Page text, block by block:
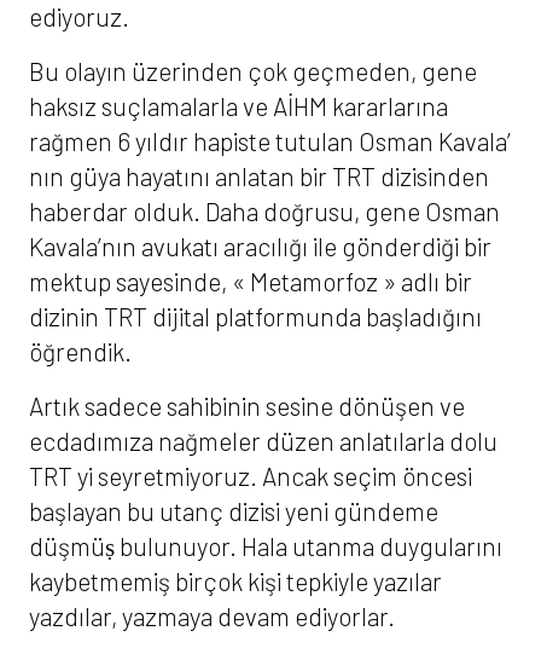
ediyoruz.
Bu olayın üzerinden çok geçmeden, gene
haksız suçlamalarla ve AİHM kararlarına
rağmen 6 yıldır hapiste tutulan Osman Kavala’
nın güya hayatını anlatan bir TRT dizisinden
haberdar olduk. Daha doğrusu, gene Osman
Kavala’nın avukatı aracılığı ile gönderdiği bir
mektup sayesinde, « Metamorfoz » adlı bir
dizinin TRT dijital platformunda başladığını
öğrendik.
Artık sadece sahibinin sesine dönüşen ve
ecdadımıza nağmeler düzen anlatılarla dolu
TRT yi seyretmiyoruz. Ancak seçim öncesi
başlayan bu utanç dizisi yeni gündeme
düşmüṣ bulunuyor. Hala utanma duygularını
kaybetmemiş birçok kişi tepkiyle yazılar
yazdılar, yazmaya devam ediyorlar.